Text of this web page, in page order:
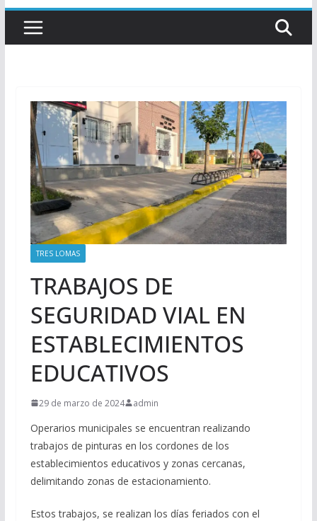
TRES LOMAS
TRABAJOS DE
SEGURIDAD VIAL EN
ESTABLECIMIENTOS
EDUCATIVOS
29 de marzo de 2024 admin
Operarios municipales se encuentran realizando
trabajos de pinturas en los cordones de los
establecimientos educativos y zonas cercanas,
delimitando zonas de estacionamiento.
Estos trabajos, se realizan los días feriados con el